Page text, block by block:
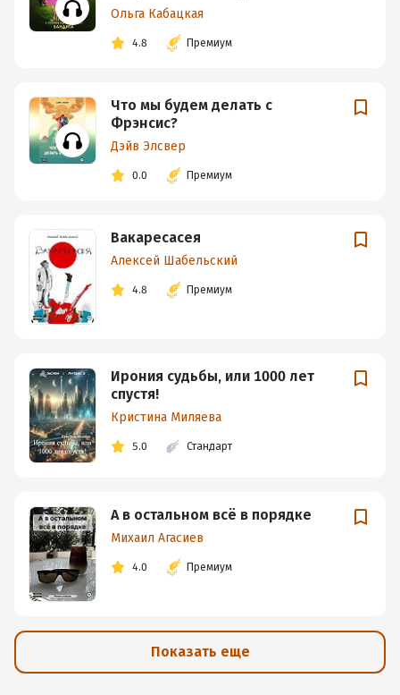
Ольга Кабацкая
4.8 Премиум
Что мы будем делать с
Фрэнсис?
Дэйв Элсвер
0.0 Премиум
Вакаресасея
Алексей Шабельский
4.8 Премиум
Ирония судьбы, или 1000 лет
спустя!
Кристина Миляева
5.0 Стандарт
А в остальном всё в порядке
Михаил Агасиев
4.0 Премиум
Показать еще